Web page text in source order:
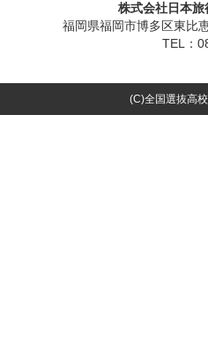
株式会社日本
福岡県福岡市博多区東比
TEL：
(C)全国選抜高